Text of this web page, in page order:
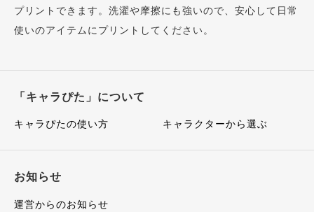
プリントできます。洗濯や摩擦にも強いので、安心して日常
使いのアイテムにプリントしてください。
「キャラぴた」について
キャラぴたの使い方 キャラクターから選ぶ
お知らせ
運営からのお知らせ